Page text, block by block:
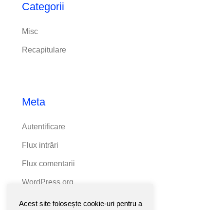
Categorii
Misc
Recapitulare
Meta
Autentificare
Flux intrări
Flux comentarii
WordPress.org
Acest site folosește cookie-uri pentru a